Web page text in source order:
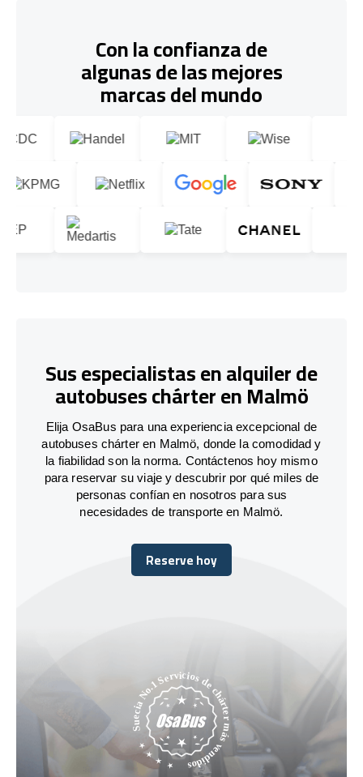
Con la confianza de
algunas de las mejores
marcas del mundo
Sus especialistas en alquiler de
autobuses chárter en Malmö
Elija OsaBus para una experiencia excepcional de
autobuses chárter en Malmö, donde la comodidad y
la fiabilidad son la norma. Contáctenos hoy mismo
para reservar su viaje y descubrir por qué miles de
personas confían en nosotros para sus
necesidades de transporte en Malmö.
Reserve hoy
Reserve hoy